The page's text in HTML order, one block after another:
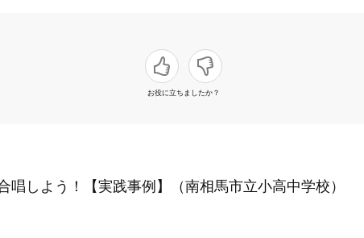
お役に立ちましたか？
唱しよう！【実践事例】（南相馬市立小高中学校）